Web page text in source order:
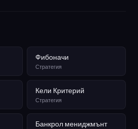
Фибоначи
Стратегия
Кели Критерий
Стратегия
Банкрол мениджмънт